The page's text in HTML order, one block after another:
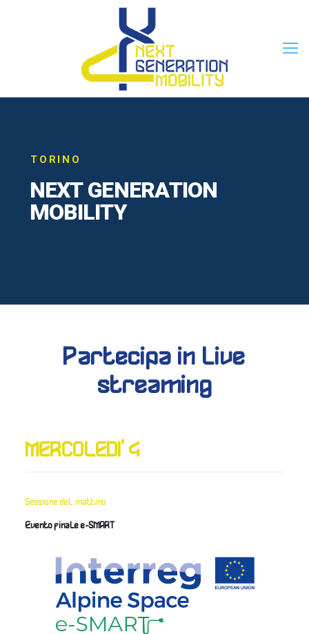
NEXT GENERATION
MOBILITY
TORINO
Partecipa in live
streaming
MERCOLEDI' 4
Sessione del mattino
Evento finale e-SMART